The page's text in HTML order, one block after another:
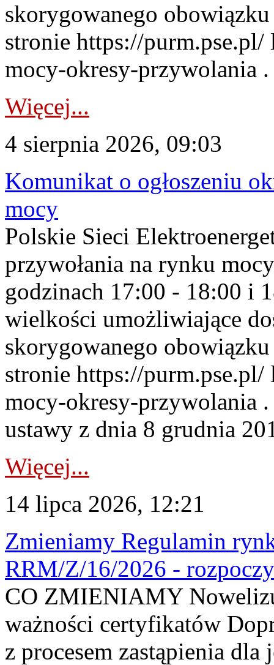
skorygowanego
stronie https://
mocy-okresy-przywolania
Więcej...
4 sierpnia 2026, 09:03
Komunikat o ogłoszeniu
mocy
Polskie Sieci
przywołania na rynku
godzinach 17:00 - 18:00 i
wielkości umożliwiające
skorygowanego
stronie https://
mocy-okresy-przywolania
ustawy z dnia 8 grudnia
Więcej...
14 lipca 2026, 12:21
Zmieniamy Regulamin
RRM/Z/16/2026 -
CO ZMIENIAMY
ważności certyfikatów
z procesem zastąpienia